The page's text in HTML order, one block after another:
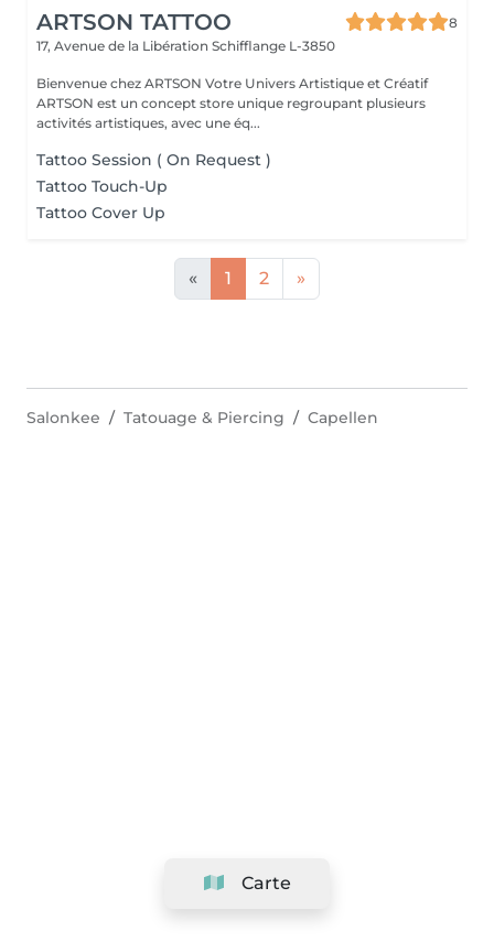
ARTSON TATTOO
8
17, Avenue de la Libération Schifflange L-3850
Bienvenue chez ARTSON Votre Univers Artistique et Créatif
ARTSON est un concept store unique regroupant plusieurs
activités artistiques, avec une éq...
Tattoo Session ( On Request )
Tattoo Touch-Up
Tattoo Cover Up
« 1 2 »
Carte
Salonkee Tatouage & Piercing Capellen